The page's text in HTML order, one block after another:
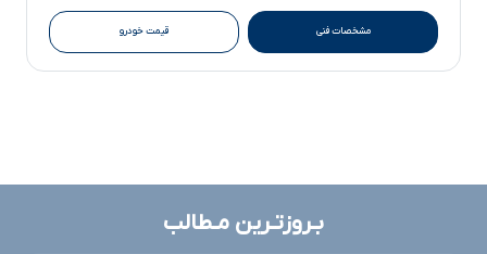
مشخصات فنی قیمت خودرو
بـروزتـرین مـطالب